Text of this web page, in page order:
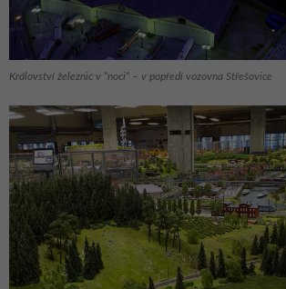
Království železnic v “noci“ – v popředí vozovna Střešovice